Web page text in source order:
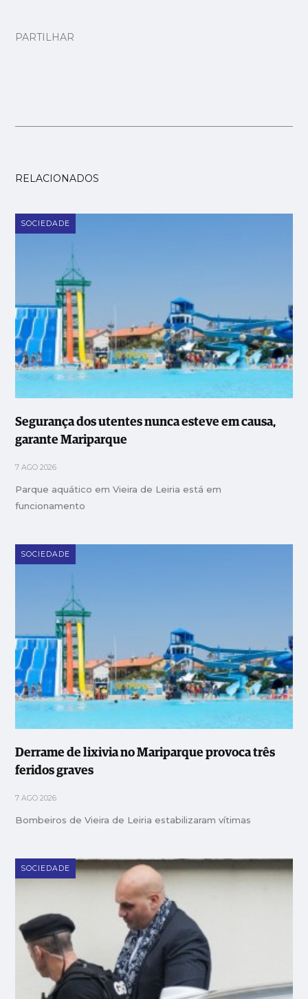
PARTILHAR
RELACIONADOS
SOCIEDADE
Segurança dos utentes nunca esteve em causa,
garante Mariparque
7 AGO 2026
Parque aquático em Vieira de Leiria está em
funcionamento
SOCIEDADE
Derrame de lixivia no Mariparque provoca três
feridos graves
7 AGO 2026
Bombeiros de Vieira de Leiria estabilizaram vítimas
SOCIEDADE